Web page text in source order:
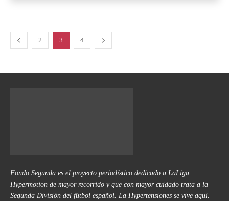
2 3 4
Fondo Segunda es el proyecto periodístico dedicado a LaLiga
Hypermotion de mayor recorrido y que con mayor cuidado trata a la
Segunda División del fútbol español. La Hypertensiones se vive aquí.